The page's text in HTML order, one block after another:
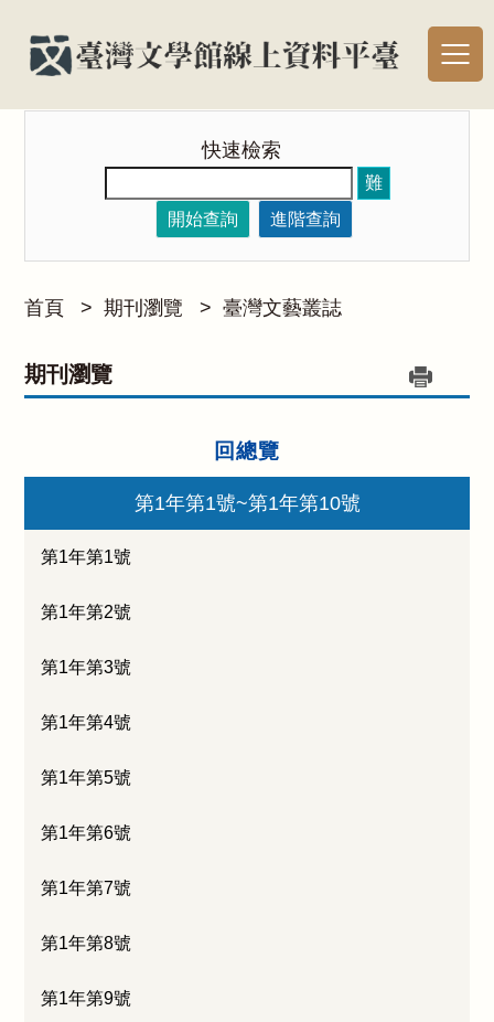
快速檢索
難
開始查詢
進階查詢
首頁 > 期刊瀏覽 > 臺灣文藝叢誌
期刊瀏覽
回總覽
第1年第1號~第1年第10號
第1年第1號
第1年第2號
第1年第3號
第1年第4號
第1年第5號
第1年第6號
第1年第7號
第1年第8號
第1年第9號